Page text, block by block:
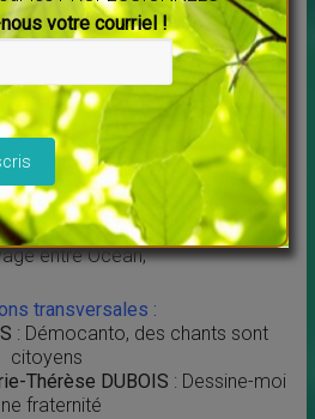
de transformer les tensions en
: Le Méli – Mélo du Codév :
ludique pour
et créer des synergies durables !
: Un souffle pour se reconnecter,
entre Océan,
transversales :
: Démocanto, des chants sont
citoyens
Thérèse DUBOIS : Dessine-moi
fraternité
votre courriel !
vide.